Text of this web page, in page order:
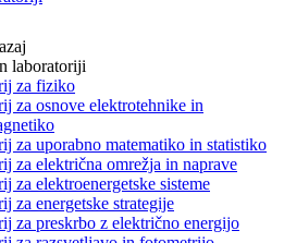
laboratoriji
za fiziko
za osnove elektrotehnike in
za uporabno matematiko in statistiko
za električna omrežja in naprave
za elektroenergetske sisteme
za energetske strategije
za preskrbo z električno energijo